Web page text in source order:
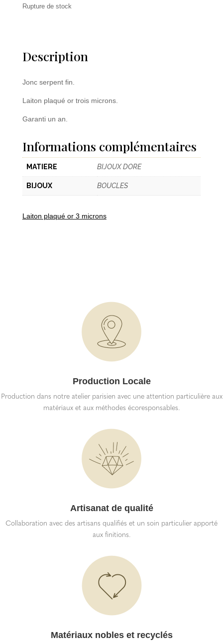
Rupture de stock
Description
Jonc serpent fin.
Laiton plaqué or trois microns.
Garanti un an.
Informations complémentaires
MATIERE BIJOUX DORE
BIJOUX BOUCLES
Laiton plaqué or 3 microns
Production Locale
Production dans notre atelier parisien avec une attention particulière aux
matériaux et aux méthodes écoresponsables.
Artisanat de qualité
Collaboration avec des artisans qualifiés et un soin particulier apporté
aux finitions.
Matériaux nobles et recyclés